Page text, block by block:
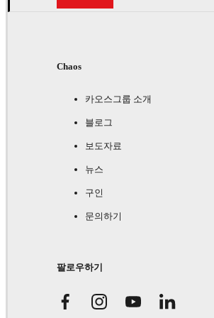
Chaos
카오스그룹 소개
블로그
보도자료
뉴스
구인
문의하기
팔로우하기